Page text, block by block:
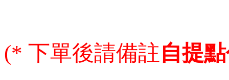
(* 下單後請備註自提